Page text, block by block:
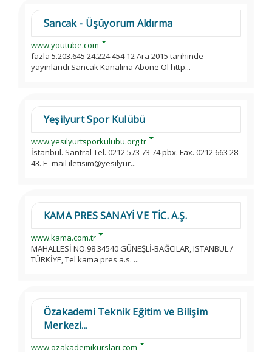
Sancak - Üşüyorum Aldırma
www.youtube.com
fazla 5.203.645 24.224 454 12 Ara 2015 tarihinde
yayınlandı Sancak Kanalına Abone Ol http...
Yeşilyurt Spor Kulübü
www.yesilyurtsporkulubu.org.tr
İstanbul. Santral Tel. 0212 573 73 74 pbx. Fax. 0212 663 28
43. E- mail iletisim@yesilyur...
KAMA PRES SANAYİ VE TİC. A.Ş.
www.kama.com.tr
MAHALLESİ NO.98 34540 GÜNEŞLİ-BAĞCILAR, ISTANBUL /
TÜRKİYE, Tel kama pres a.s. ...
Özakademi Teknik Eğitim ve Bilişim
Merkezi...
www.ozakademikurslari.com